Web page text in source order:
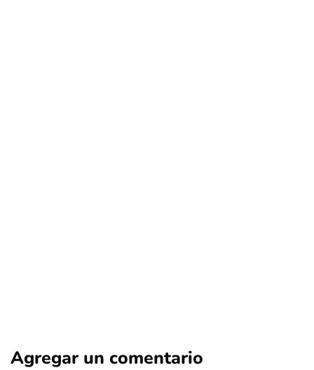
Agregar un comentario